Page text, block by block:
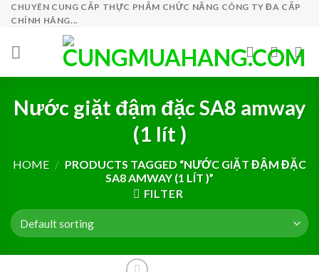
Skip
content
CHUYÊN CUNG CẤP THỰC PHẨM CHỨC NĂNG CÔNG TY ĐA CẤP
CHÍNH HÃNG...
Nước giặt đậm đặc SA8 amway
(1 lít )
HOME / PRODUCTS TAGGED “NƯỚC GIẶT ĐẬM ĐẶC
SA8 AMWAY (1 LÍT )”
FILTER